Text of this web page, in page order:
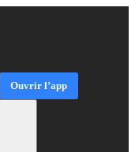
Ouvrir l’app